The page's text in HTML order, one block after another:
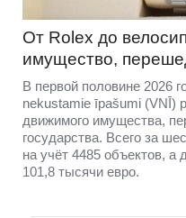
От Rolex до
имущество,
В первой половине 2026
nekustamie īpašumi (VNĪ)
движимого имущества,
государства. Всего за
на учёт 4485 объектов, а
101,8 тысячи евро.